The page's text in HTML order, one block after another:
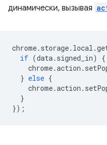
динамически, вызывая
chrome. storage. local .
if (data. signed_in)
{
chrome.action .
} else {
chrome.action .
}
});